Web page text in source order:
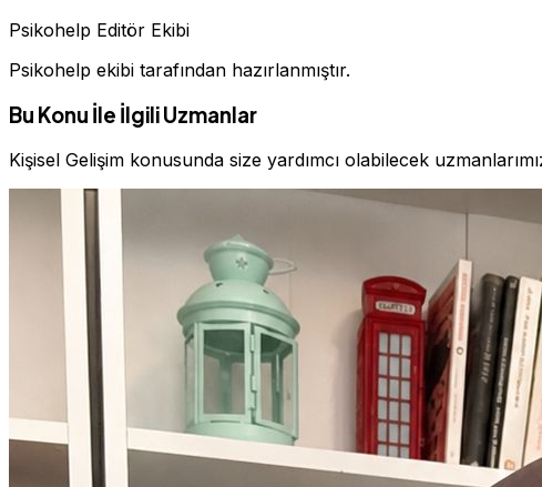
Psikohelp Editör Ekibi
Psikohelp ekibi tarafından hazırlanmıştır.
Bu Konu İle İlgili Uzmanlar
Kişisel Gelişim konusunda size yardımcı olabilecek